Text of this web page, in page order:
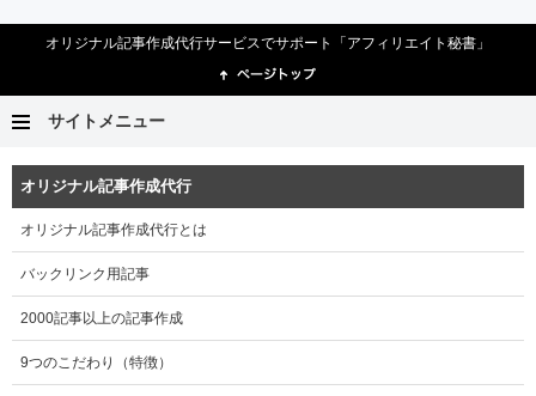
オリジナル記事作成代行サービスでサポート「アフィリエイト秘書」
サイトメニュー
オリジナル記事作成代行
オリジナル記事作成代行とは
バックリンク用記事
2000記事以上の記事作成
9つのこだわり（特徴）